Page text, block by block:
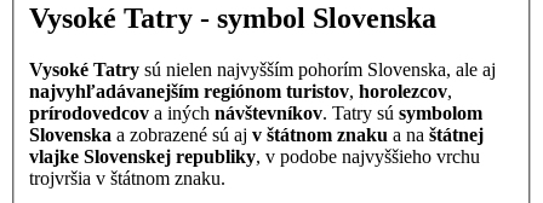
Vysoké Tatry - symbol Slovenska
Vysoké Tatry sú nielen najvyšším pohorím Slovenska, ale aj
najvyhľadávanejším regiónom turistov, horolezcov,
prírodovedcov a iných návštevníkov. Tatry sú symbolom
Slovenska a zobrazené sú aj v štátnom znaku a na štátnej
vlajke Slovenskej republiky, v podobe najvyššieho vrchu
trojvršia v štátnom znaku.